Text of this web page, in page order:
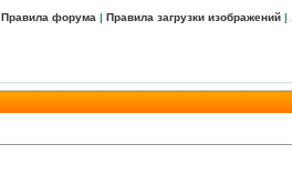
Правила форума | Правила загрузки изображений |